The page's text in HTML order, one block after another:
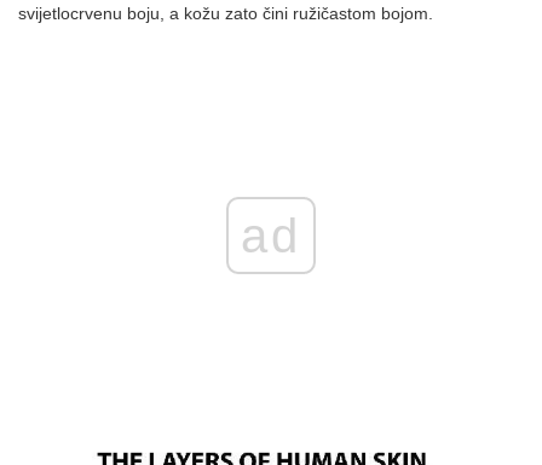
svijetlocrvenu boju, a kožu zato čini ružičastom bojom.
ad